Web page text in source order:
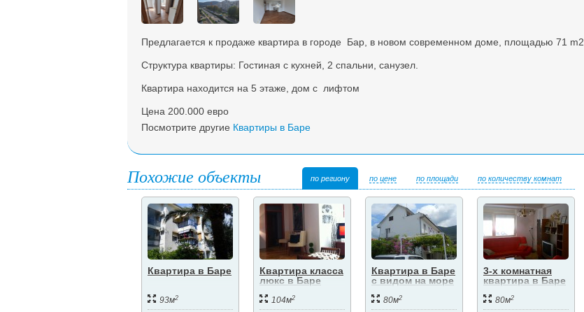
Предлагается к продаже квартира в городе Бар, в новом современном доме, площадью 71 m2.
Структура квартиры: Гостиная с кухней, 2 спальни, санузел.
Квартира находится на 5 этаже, дом с лифтом
Цена 200.000 евро
Посмотрите другие Квартиры в Баре
Похожие объекты по региону по цене по площади по количеству комнат
Квартира в Баре
93м2
Квартира класса
люкс в Баре
104м2
Квартира в Баре
с видом на море
80м2
3-х комнатная
квартира в Баре
80м2